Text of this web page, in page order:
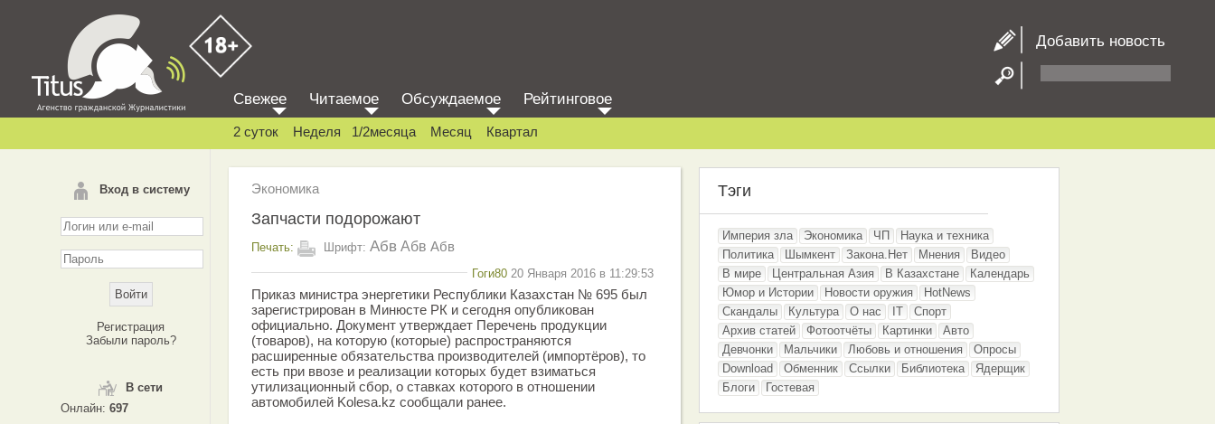
Добавить новость
Вход в систему
Регистрация
Забыли пароль?
В сети
Онлайн: 697
Свежее Читаемое Обсуждаемое Рейтинговое
2 суток Неделя 1/2месяца Месяц Квартал
Экономика
Запчасти подорожают
Печать: Шрифт: Абв Абв Абв
Гоги80 20 Января 2016 в 11:29:53
Приказ министра энергетики Республики Казахстан № 695 был
зарегистрирован в Минюсте РК и сегодня опубликован
официально. Документ утверждает Перечень продукции
(товаров), на которую (которые) распространяются
расширенные обязательства производителей (импортёров), то
есть при ввозе и реализации которых будет взиматься
утилизационный сбор, о ставках которого в отношении
автомобилей Kolesa.kz сообщали ранее.
Тэги
Империя зла Экономика ЧП
Наука и техника
Политика
Шымкент Закона.Нет Мнения
Видео
В мире
Центральная Азия В Казахстане
Календарь
Юмор и Истории
Новости оружия
HotNews
Скандалы
Культура О нас IT
Спорт
Архив статей
Фотоотчёты Картинки
Авто
Девчонки
Мальчики Любовь и отношения
Опросы
Download
Обменник Ссылки Библиотека
Ядерщик
Блоги
Гостевая